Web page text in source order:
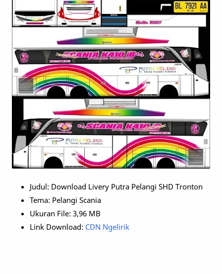
Judul: Download Livery Putra Pelangi SHD Tronton
Tema: Pelangi Scania
Ukuran File: 3,96 MB
Link Download: CDN Ngelirik